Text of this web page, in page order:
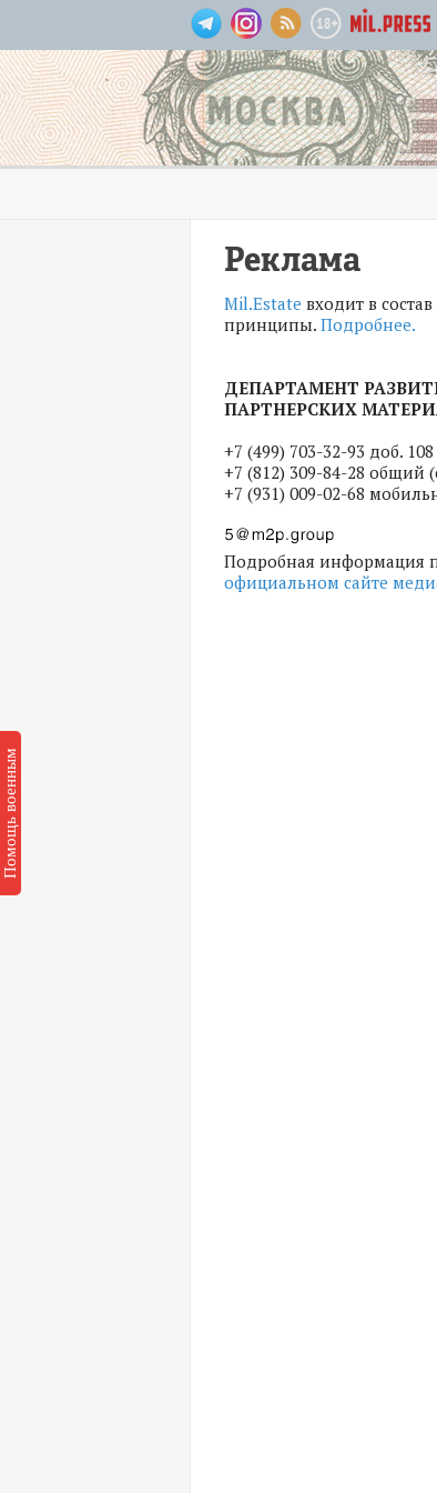
Помощь военным
Реклама
Mil.Estate входит в
принципы. Подробнее.
ДЕПАРТАМЕНТ
ПАРТНЕРСКИХ
+7 (499) 703-32-93 доб. 108
+7 (812) 309-84-28 общий
+7 (931) 009-02-68
Подробная информация
официальном сайте